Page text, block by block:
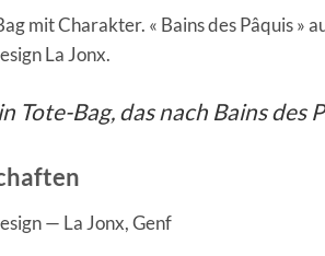
mit Charakter. « Bains des Pâquis
La Jonx.
Tote-Bag, das nach Bains
— La Jonx, Genf